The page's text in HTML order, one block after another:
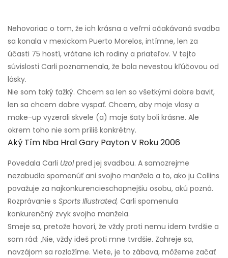
Nehovoriac o tom, že ich krásna a veľmi očakávaná svadba
sa konala v mexickom Puerto Morelos, intímne, len za
účasti 75 hostí, vrátane ich rodiny a priateľov. V tejto
súvislosti Carli poznamenala, že bola nevestou kľúčovou od
lásky.
Nie som taký ťažký. Chcem sa len so všetkými dobre baviť,
len sa chcem dobre vyspať. Chcem, aby moje vlasy a
make-up vyzerali skvele (a) moje šaty boli krásne. Ale
okrem toho nie som príliš konkrétny.
Aký Tím Nba Hral Gary Payton V Roku 2006
Povedala Carli Uzolpred jej svadbou. A samozrejme
nezabudla spomenúť ani svojho manžela a to, ako ju Collins
považuje za najkonkurencieschopnejšiu osobu, akú pozná.
Rozprávanie s Sports Illustrated, Carli spomenula
konkurenčný zvyk svojho manžela.
Smeje sa, pretože hovorí, že vždy proti nemu idem tvrdšie a
som rád: ‚Nie, vždy ideš proti mne tvrdšie. Zahreje sa,
navzájom sa rozložíme. Viete, je to zábava, môžeme začať